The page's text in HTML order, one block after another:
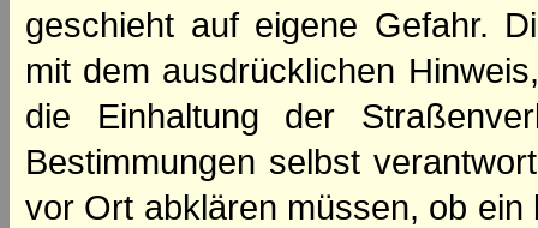
geschieht auf eigene Gefahr.
mit dem ausdrücklichen
die Einhaltung der
Bestimmungen selbst
vor Ort abklären müssen, ob